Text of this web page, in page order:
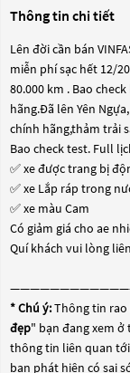
Thông tin chi tiết
Lên đời cần bán
miễn phí sạc hết 12/
80.000 km . Bao
hãng.Đã lên Yên
chính hãng,thảm trải
Bao check test. Full
✅ xe được trang bị
✅ xe Lắp ráp trong
✅ xe màu Cam
Có giảm giá cho ae
Quí khách vui lòng
* Chú ý:Thông tin rao
đẹp" bạn đang xem
thông tin liên quan
bạn phát hiện có sai